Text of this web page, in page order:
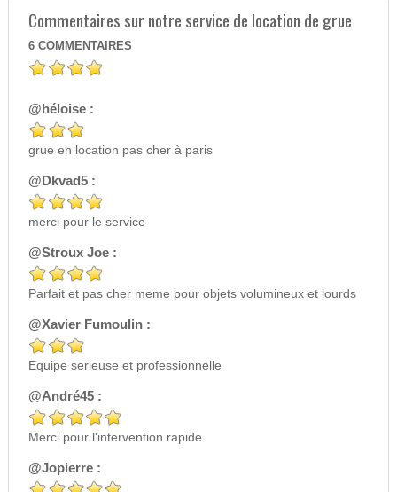
Commentaires sur notre service de location de grue
6 COMMENTAIRES
@héloise :
grue en location pas cher à paris
@Dkvad5 :
merci pour le service
@Stroux Joe :
Parfait et pas cher meme pour objets volumineux et lourds
@Xavier Fumoulin :
Equipe serieuse et professionnelle
@André45 :
Merci pour l'intervention rapide
@Jopierre :